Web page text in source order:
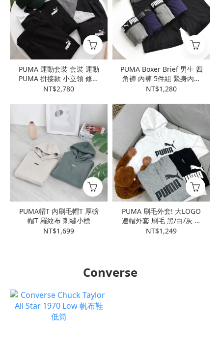
PUMA 運動套裝 套裝 運動
PUMA 拼接款 小立領 修身
款 男版 女版 84713101
NT$2,780
PUMA Boxer Brief 男生 四
角褲 內褲 5件組 緊身內褲
平口褲 超級折扣款
NT$1,280
PUMA帽T 內刷毛帽T 厚磅
帽T 羅紋布 刺繡小標
NT$1,699
PUMA 刷毛外套! 大LOGO
連帽外套 刷毛 黑/白/灰 經
典外套
NT$1,249
Converse